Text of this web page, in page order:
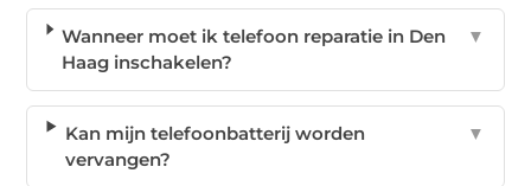
Wanneer moet ik telefoon reparatie in Den
Haag inschakelen?
▼
Kan mijn telefoonbatterij worden
vervangen?
▼